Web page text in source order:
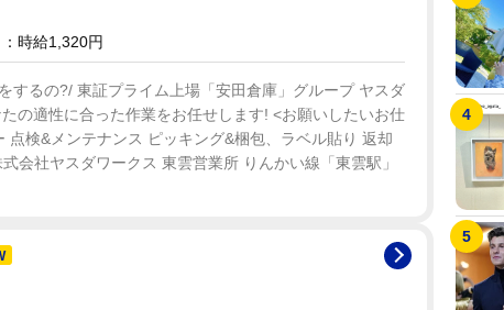
時給1,320円
するの?/ 東証プライム上場「安田倉庫」グループ ヤスダ
の適性に合った作業をお任せします! <お願いしたいお仕
点検&メンテナンス ピッキング&梱包、ラベル貼り 返却
会社ヤスダワークス 東雲営業所 りんかい線「東雲駅」